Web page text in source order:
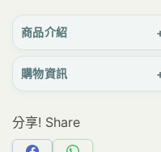
商品介紹
購物資訊
分享! Share